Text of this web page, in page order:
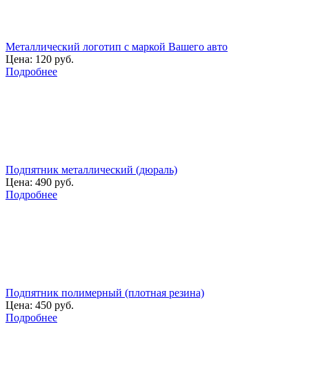
Металлический логотип с маркой Вашего авто
Цена: 120 руб.
Подробнее
Подпятник металлический (дюраль)
Цена: 490 руб.
Подробнее
Подпятник полимерный (плотная резина)
Цена: 450 руб.
Подробнее